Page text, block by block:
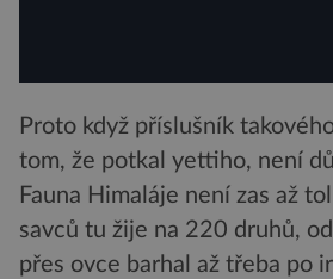
Proto když příslušník
tom, že potkal yettiho, není
Fauna Himaláje není zas až
savců tu žije na 220 druhů,
přes ovce barhal až třeba po